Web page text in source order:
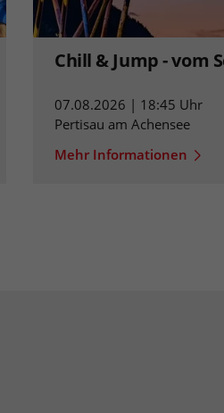
Chill & Jump - vom
07.08.2026 | 18:45 Uhr
Pertisau am Achensee
Mehr Informationen